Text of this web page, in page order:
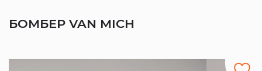
БОМБЕР VAN MICH